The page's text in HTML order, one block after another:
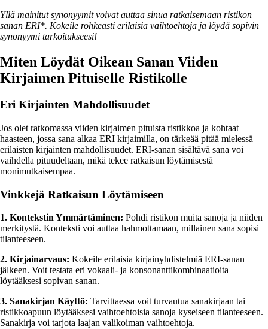
Yllä mainitut synonyymit voivat auttaa sinua ratkaisemaan ristikon
sanan ERI*. Kokeile rohkeasti erilaisia vaihtoehtoja ja löydä sopivin
synonyymi tarkoitukseesi!
Miten Löydät Oikean Sanan Viiden
Kirjaimen Pituiselle Ristikolle
Eri Kirjainten Mahdollisuudet
Jos olet ratkomassa viiden kirjaimen pituista ristikkoa ja kohtaat
haasteen, jossa sana alkaa ERI kirjaimilla, on tärkeää pitää mielessä
erilaisten kirjainten mahdollisuudet. ERI-sanan sisältävä sana voi
vaihdella pituudeltaan, mikä tekee ratkaisun löytämisestä
monimutkaisempaa.
Vinkkejä Ratkaisun Löytämiseen
1. Kontekstin Ymmärtäminen: Pohdi ristikon muita sanoja ja niiden
merkitystä. Konteksti voi auttaa hahmottamaan, millainen sana sopisi
tilanteeseen.
2. Kirjainarvaus: Kokeile erilaisia kirjainyhdistelmiä ERI-sanan
jälkeen. Voit testata eri vokaali- ja konsonanttikombinaatioita
löytääksesi sopivan sanan.
3. Sanakirjan Käyttö: Tarvittaessa voit turvautua sanakirjaan tai
ristikkoapuun löytääksesi vaihtoehtoisia sanoja kyseiseen tilanteeseen.
Sanakirja voi tarjota laajan valikoiman vaihtoehtoja.